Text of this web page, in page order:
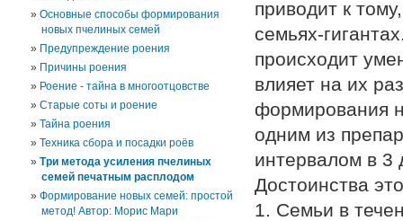
приводит к
семьях-
происходит
влияет на их
формирования
одним из
интервалом в 3
Достоинства
1. Семьи в
Основные способы формирования
новых пчелиных семей
Предупреждение роения
Причины роения
Роение - тайна в многоотцовстве
Старые соты и роение
Тайна роения
Техника сбора и посадки роёв
Три метода усиления пчелиных
семей печатным расплодом
Формирование новых семей: простой
метод! Автор: Морис Мари